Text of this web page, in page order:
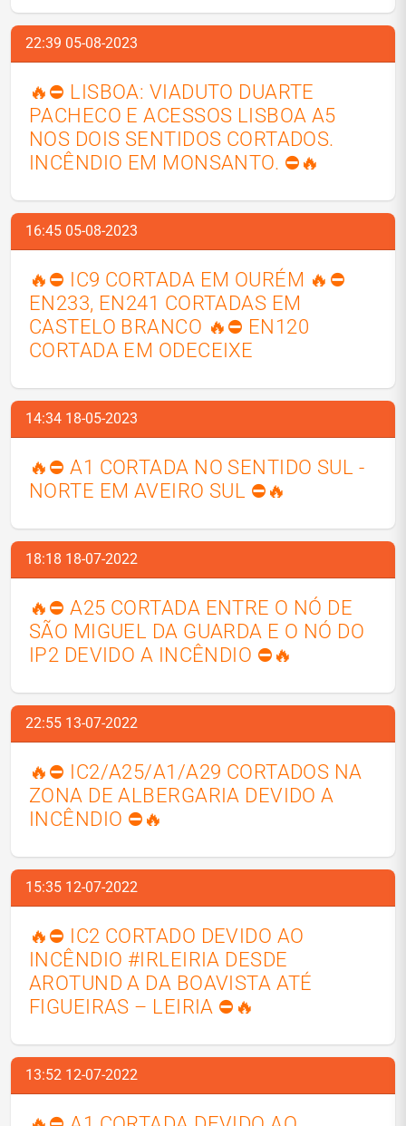
22:39 05-08-2023
🔥⛔ LISBOA: VIADUTO DUARTE
PACHECO E ACESSOS LISBOA A5
NOS DOIS SENTIDOS CORTADOS.
INCÊNDIO EM MONSANTO. ⛔🔥
16:45 05-08-2023
🔥⛔ IC9 CORTADA EM OURÉM 🔥⛔
EN233, EN241 CORTADAS EM
CASTELO BRANCO 🔥⛔ EN120
CORTADA EM ODECEIXE
14:34 18-05-2023
🔥⛔ A1 CORTADA NO SENTIDO SUL -
NORTE EM AVEIRO SUL ⛔🔥
18:18 18-07-2022
🔥⛔ A25 CORTADA ENTRE O NÓ DE
SÃO MIGUEL DA GUARDA E O NÓ DO
IP2 DEVIDO A INCÊNDIO ⛔🔥
22:55 13-07-2022
🔥⛔ IC2/A25/A1/A29 CORTADOS NA
ZONA DE ALBERGARIA DEVIDO A
INCÊNDIO ⛔🔥
15:35 12-07-2022
🔥⛔ IC2 CORTADO DEVIDO AO
INCÊNDIO #IRLEIRIA DESDE
AROTUND A DA BOAVISTA ATÉ
FIGUEIRAS – LEIRIA ⛔🔥
13:52 12-07-2022